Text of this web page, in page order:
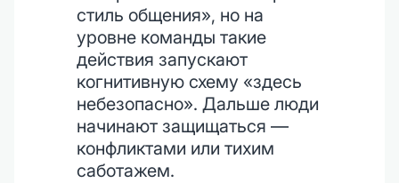
стиль общения», но на
уровне команды такие
действия запускают
когнитивную схему «здесь
небезопасно». Дальше люди
начинают защищаться —
конфликтами или тихим
саботажем.